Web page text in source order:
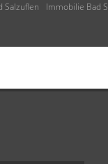
Salzuflen Immobilie Bad